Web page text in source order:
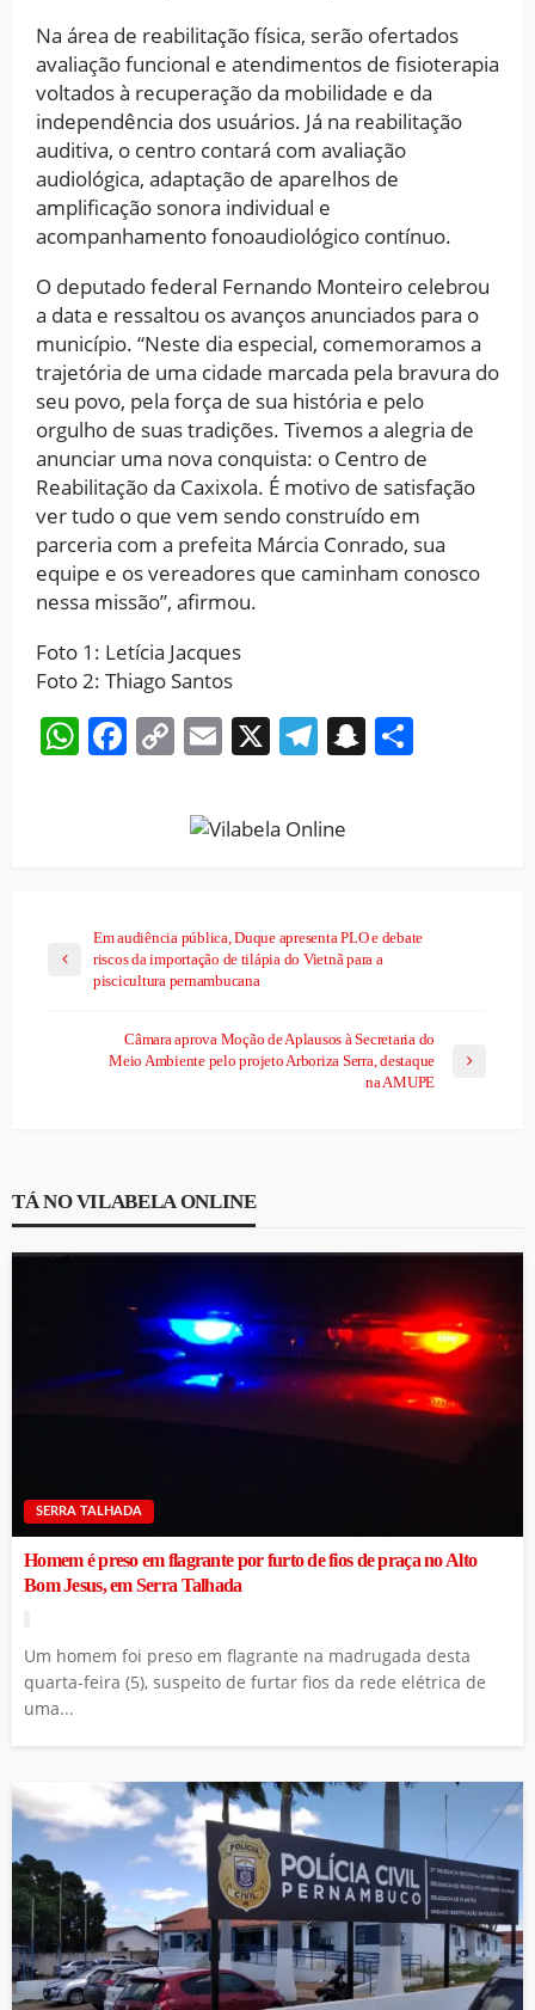
Na área de reabilitação física, serão ofertados
avaliação funcional e atendimentos de fisioterapia
voltados à recuperação da mobilidade e da
independência dos usuários. Já na reabilitação
auditiva, o centro contará com avaliação
audiológica, adaptação de aparelhos de
amplificação sonora individual e
acompanhamento fonoaudiológico contínuo.
O deputado federal Fernando Monteiro celebrou
a data e ressaltou os avanços anunciados para o
município. “Neste dia especial, comemoramos a
trajetória de uma cidade marcada pela bravura do
seu povo, pela força de sua história e pelo
orgulho de suas tradições. Tivemos a alegria de
anunciar uma nova conquista: o Centro de
Reabilitação da Caxixola. É motivo de satisfação
ver tudo o que vem sendo construído em
parceria com a prefeita Márcia Conrado, sua
equipe e os vereadores que caminham conosco
nessa missão”, afirmou.
Foto 1: Letícia Jacques
Foto 2: Thiago Santos
WhatsApp
Facebook
CopyEmail
X Telegram
Snapchat
Em audiência pública, Duque apresenta PLO e debate
riscos da importação de tilápia do Vietnã para a
piscicultura pernambucana
Câmara aprova Moção de Aplausos à Secretaria do
Meio Ambiente pelo projeto Arboriza Serra, destaque
na AMUPE
TÁ NO VILABELA ONLINE
SERRA TALHADA
Homem é preso em flagrante por furto de fios de praça no Alto
Bom Jesus, em Serra Talhada
Um homem foi preso em flagrante na madrugada desta
quarta-feira (5), suspeito de furtar fios da rede elétrica de
uma...